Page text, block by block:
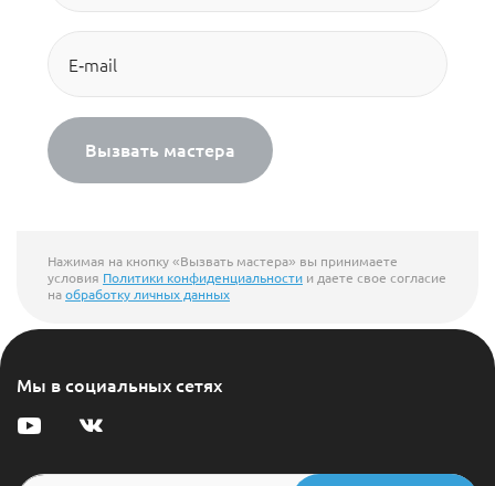
Вызвать мастера
Нажимая на кнопку «Вызвать мастера» вы принимаете
условия Политики конфиденциальности и даете свое согласие
наобработку личных данных
Мы в социальных сетях